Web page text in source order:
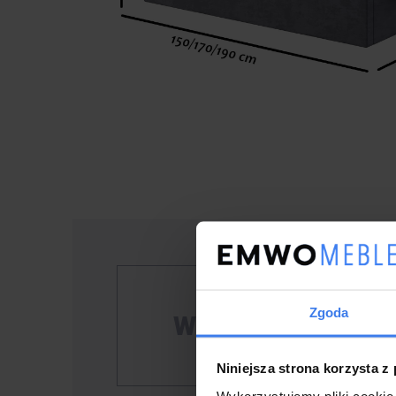
Zgoda
Niniejsza strona korzysta z
maila